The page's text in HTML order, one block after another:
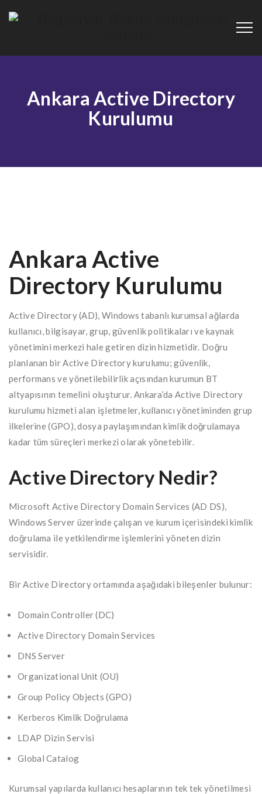
Ankara Active Directory
Kurulumu
Ankara Active
Directory Kurulumu
Active Directory (AD), Windows tabanlı kurumsal ağlarda
kullanıcı, bilgisayar, grup, güvenlik politikaları ve kaynak
yönetimini merkezi hale getiren dizin hizmetidir. Doğru
planlanan bir Active Directory kurulumu; güvenlik,
performans ve yönetilebilirlik açısından kurumun BT
altyapısının temelini oluşturur. Ankara’da Active Directory
kurulumu hizmeti alan işletmeler, kullanıcı yönetiminden grup
ilkelerine (GPO), dosya paylaşımından kimlik doğrulamaya
kadar tüm süreçleri merkezi olarak yönetebilir.
Active Directory Nedir?
Microsoft Active Directory Domain Services (AD DS),
Windows Server üzerinde çalışan ve kurum içerisindeki kimlik
doğrulama ile yetkilendirme işlemlerini yöneten dizin
servisidir.
Bir Active Directory ortamında aşağıdaki bileşenler bulunur:
Domain Controller (DC)
Active Directory Domain Services
DNS Server
Organizational Unit (OU)
Group Policy Objects (GPO)
Kerberos Kimlik Doğrulama
LDAP Dizin Servisi
Global Catalog
Kurumsal yapılarda kullanıcı hesaplarının tek tek yönetilmesi